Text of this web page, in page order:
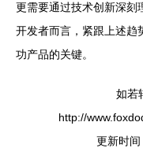
更需要通过技术创新深刻
开发者而言，紧跟上述趋
功产品的关键。
如若
http://
更新时